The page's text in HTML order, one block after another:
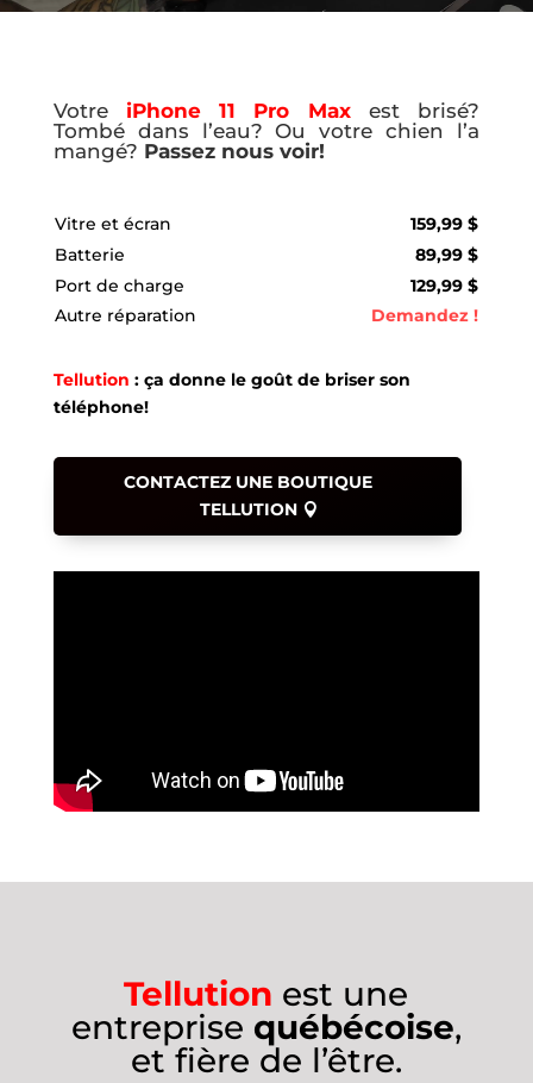
Votre iPhone 11 Pro Maxest brisé?
Tombé dans l’eau? Ou votre chien l’a
mangé? Passez nous voir!
Vitre et écran
159,99 $
Batterie
89,99 $
Port de charge
129,99 $
Autre réparation
Demandez !
Tellution : ça donne le goût de briser son
téléphone!
CONTACTEZ UNE BOUTIQUE
TELLUTION
Tellution est une
entreprise québécoise,
et fière de l’être.